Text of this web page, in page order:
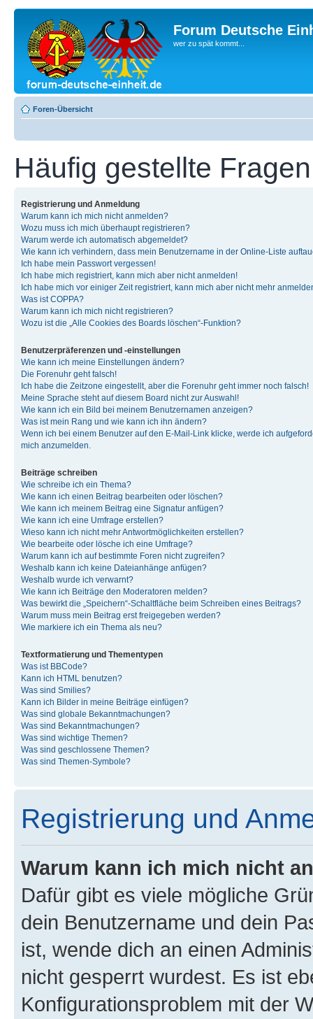
Forum Deutsche
wer zu spät kommt...
Foren-Übersicht
Häufig gestellte Fragen
Registrierung und Anmeldung
Warum kann ich mich nicht anmelden?
Wozu muss ich mich überhaupt registrieren?
Warum werde ich automatisch abgemeldet?
Wie kann ich verhindern, dass mein Benutzername in der Online-Liste
Ich habe mein Passwort vergessen!
Ich habe mich registriert, kann mich aber nicht anmelden!
Ich habe mich vor einiger Zeit registriert, kann mich aber nicht mehr
Was ist COPPA?
Warum kann ich mich nicht registrieren?
Wozu ist die „Alle Cookies des Boards löschen“-Funktion?
Benutzerpräferenzen und -einstellungen
Wie kann ich meine Einstellungen ändern?
Die Forenuhr geht falsch!
Ich habe die Zeitzone eingestellt, aber die Forenuhr geht immer noch falsch!
Meine Sprache steht auf diesem Board nicht zur Auswahl!
Wie kann ich ein Bild bei meinem Benutzernamen anzeigen?
Was ist mein Rang und wie kann ich ihn ändern?
Wenn ich bei einem Benutzer auf den E-Mail-Link klicke, werde ich
mich anzumelden.
Beiträge schreiben
Wie schreibe ich ein Thema?
Wie kann ich einen Beitrag bearbeiten oder löschen?
Wie kann ich meinem Beitrag eine Signatur anfügen?
Wie kann ich eine Umfrage erstellen?
Wieso kann ich nicht mehr Antwortmöglichkeiten erstellen?
Wie bearbeite oder lösche ich eine Umfrage?
Warum kann ich auf bestimmte Foren nicht zugreifen?
Weshalb kann ich keine Dateianhänge anfügen?
Weshalb wurde ich verwarnt?
Wie kann ich Beiträge den Moderatoren melden?
Was bewirkt die „Speichern“-Schaltfläche beim Schreiben eines Beitrags?
Warum muss mein Beitrag erst freigegeben werden?
Wie markiere ich ein Thema als neu?
Textformatierung und Thementypen
Was ist BBCode?
Kann ich HTML benutzen?
Was sind Smilies?
Kann ich Bilder in meine Beiträge einfügen?
Was sind globale Bekanntmachungen?
Was sind Bekanntmachungen?
Was sind wichtige Themen?
Was sind geschlossene Themen?
Was sind Themen-Symbole?
Registrierung und
Warum kann ich mich nicht
Dafür gibt es viele mögliche
dein Benutzername und dein
ist, wende dich an einen
nicht gesperrt wurdest. Es ist
Konfigurationsproblem mit der